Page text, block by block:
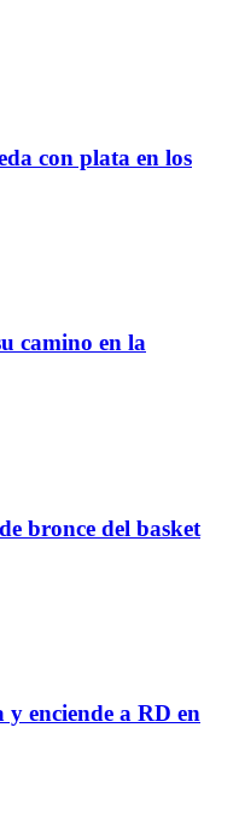
con plata en los
camino en la
bronce del basket
y enciende a RD en